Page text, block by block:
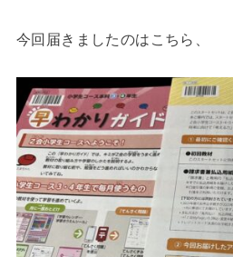
今回届きましたのはこちら、